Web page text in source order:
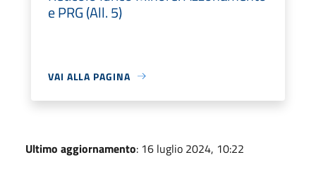
e PRG (All. 5)
VAI ALLA PAGINA
Ultimo aggiornamento: 16 luglio 2024, 10:22